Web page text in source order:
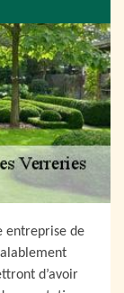
entreprise de
d’avoir